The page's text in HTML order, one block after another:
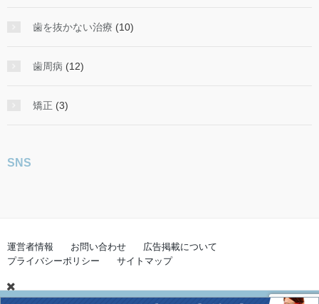
歯を抜かない治療 (10)
歯周病 (12)
矯正 (3)
SNS
運営者情報 お問い合わせ
広告掲載について
プライバシーポリシー
サイトマップ